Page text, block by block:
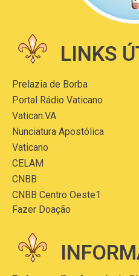
LINKS
Prelazia de Borba
Portal Rádio Vaticano
Vatican.VA
Nunciatura Apostólica
Vaticano
CELAM
CNBB
CNBB Centro Oeste1
Fazer Doação